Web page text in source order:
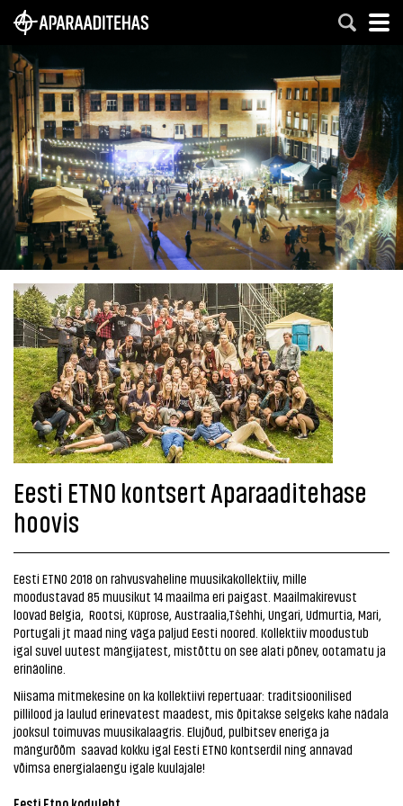
Eesti ETNO kontsert Aparaaditehase
hoovis
Eesti ETNO 2018 on rahvusvaheline muusikakollektiiv, mille
moodustavad 85 muusikut 14 maailma eri paigast. Maailmakirevust
loovad Belgia, Rootsi, Küprose, Austraalia,Tšehhi, Ungari, Udmurtia, Mari,
Portugali jt maad ning väga paljud Eesti noored. Kollektiiv moodustub
igal suvel uutest mängijatest, mistõttu on see alati põnev, ootamatu ja
erinäoline.
Niisama mitmekesine on ka kollektiivi repertuaar: traditsioonilised
pillilood ja laulud erinevatest maadest, mis õpitakse selgeks kahe nädala
jooksul toimuvas muusikalaagris. Elujõud, pulbitsev eneriga ja
mängurõõm saavad kokku igal Eesti ETNO kontserdil ning annavad
võimsa energialaengu igale kuulajale!